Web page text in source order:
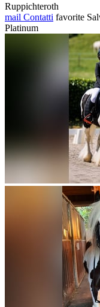
Ruppichteroth
mail Contatti favorite
Platinum